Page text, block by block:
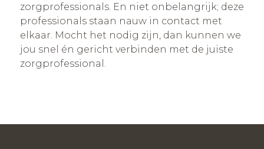
zorgprofessionals. En niet onbelangrijk; deze
professionals staan nauw in contact met
elkaar. Mocht het nodig zijn, dan kunnen we
jou snel én gericht verbinden met de juiste
zorgprofessional.